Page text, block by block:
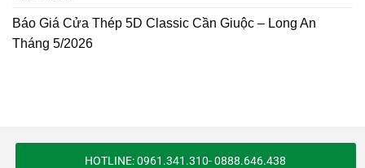
Báo Giá Cửa Thép 5D Classic Cần Giuộc – Long An
Tháng 5/2026
HOTLINE: 0961.341.310- 0888.646.438